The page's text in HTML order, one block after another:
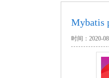
Mybatis
时间：2020-